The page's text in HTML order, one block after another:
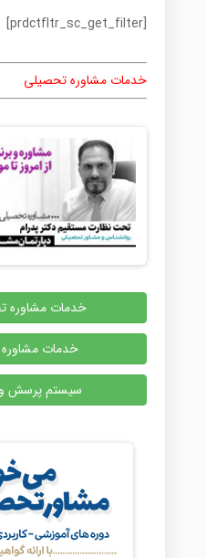
[prdctfltr_sc_get_filter]
خدمات مشاوره تحصیلی
خدمات مشاوره
خدمات
سیستم پرسش